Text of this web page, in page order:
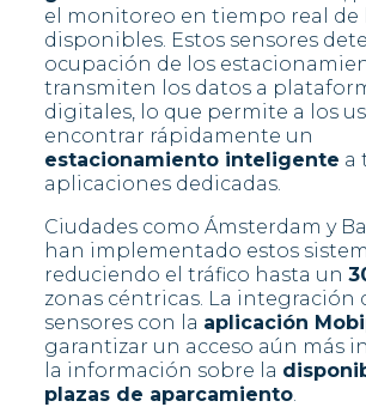
el monitoreo en tiempo real de
disponibles. Estos sensores
ocupación de los
transmiten los datos a
digitales, lo que permite a los
encontrar rápidamente un
estacionamiento inteligente a
aplicaciones dedicadas.
Ciudades como Ámsterdam y
han implementado estos
reduciendo el tráfico hasta un
zonas céntricas. La integración
sensores con la aplicación
garantizar un acceso aún más
la información sobre la
plazas de aparcamiento.